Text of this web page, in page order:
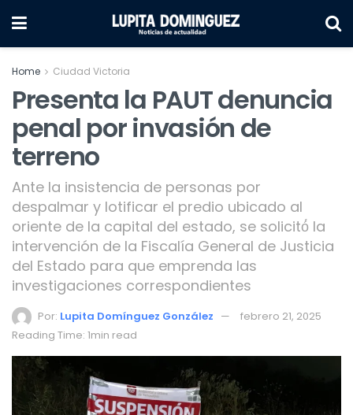
Home Ciudad Victoria
Presenta la PAUT denuncia
penal por invasión de
terreno
Ante la insistencia de personas por
despalmar y lotificar el predio ubicado al
oriente de la capital del estado, se solicitó́ la
intervención de la Fiscalía General de Justicia
del Estado para que emprenda las
investigaciones correspondientes
Por: Lupita Domínguez González
febrero 21, 2025
Reading Time: 1min read